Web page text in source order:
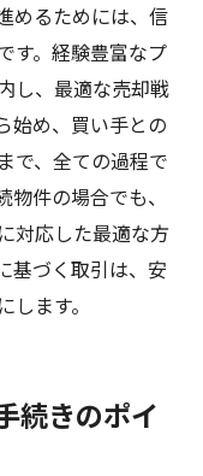
めるためには、信
す。経験豊富なプ
し、最適な売却戦
始め、買い手との
で、全ての過程で
件の場合でも、
対応した最適な方
基づく取引は、安
ます。